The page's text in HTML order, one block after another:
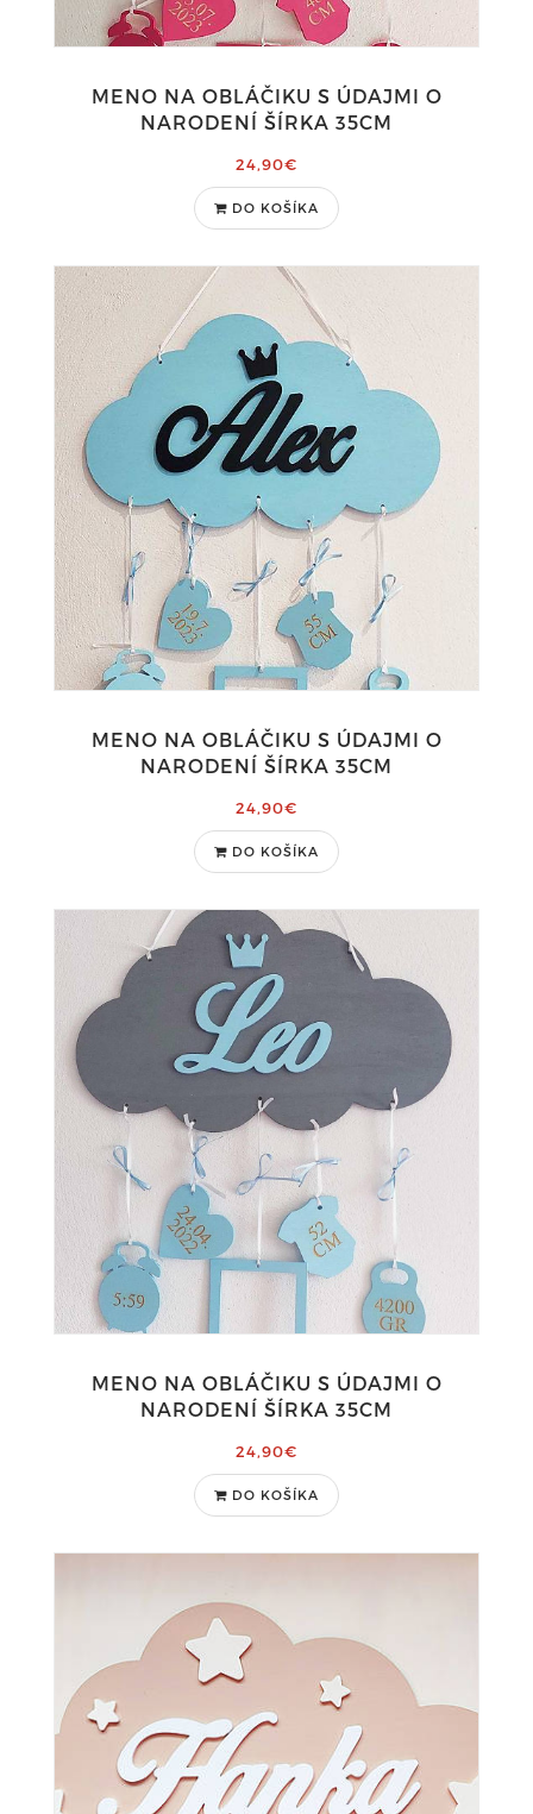
MENO NA OBLÁČIKU S ÚDAJMI O
NARODENÍ ŠÍRKA 35CM
24,90€
DO KOŠÍKA
MENO NA OBLÁČIKU S ÚDAJMI O
NARODENÍ ŠÍRKA 35CM
24,90€
DO KOŠÍKA
MENO NA OBLÁČIKU S ÚDAJMI O
NARODENÍ ŠÍRKA 35CM
24,90€
DO KOŠÍKA